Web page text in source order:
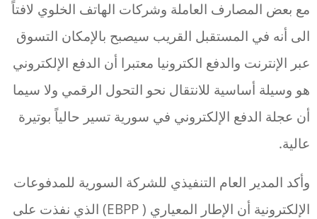
مع بعض المصارف العاملة وشركات الهاتف الخلوي لافتاً
الى أنه في المستقبل القريب سيصبح بالإمكان التسوق
عبر الإنترنت والدفع الكترونيا معتبرا أن الدفع الإلكتروني
هو وسيلة أساسية للانتقال نحو التحول الرقمي ولا سيما
أن عجلة الدفع الإلكتروني في سورية تسير حالياً بوتيرة
عالية.
وأكد المدير العام التنفيذي للشركة السورية للمدفوعات
الإلكترونية أن الإطار المعياري ( EBPP) الذي نفذت على